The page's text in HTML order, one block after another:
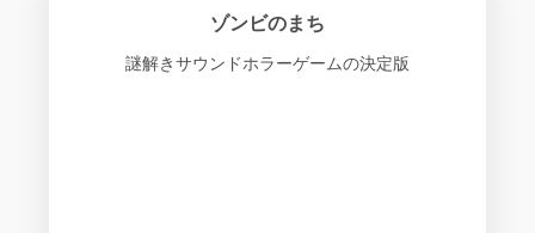
ゾンビのまち
謎解きサウンドホラーゲームの決定版